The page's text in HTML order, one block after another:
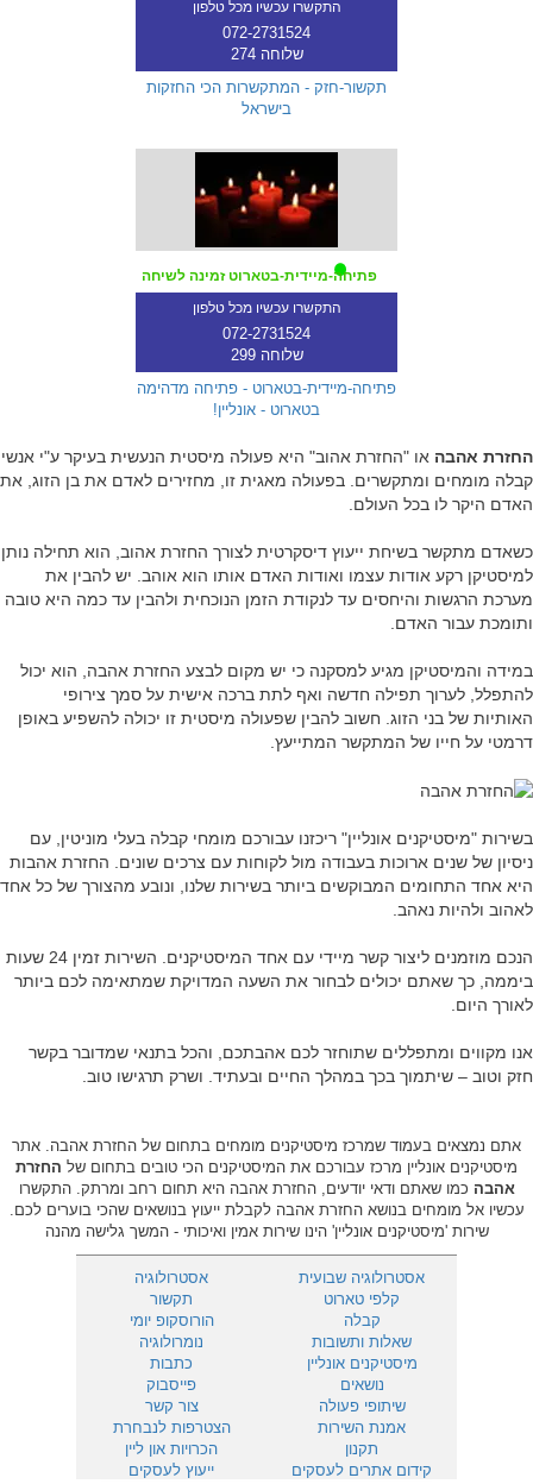
התקשרו עכשיו מכל טלפון
072-2731524
שלוחה 274
תקשור-חזק - המתקשרות הכי החזקות
בישראל
פתיחה-מיידית-בטארוט זמינה לשיחה
התקשרו עכשיו מכל טלפון
072-2731524
שלוחה 299
פתיחה-מיידית-בטארוט - פתיחה מדהימה
בטארוט - אונליין!
החזרת אהבה או "החזרת אהוב" היא פעולה מיסטית הנעשית בעיקר ע"י אנשי
קבלה מומחים ומתקשרים. בפעולה מאגית זו, מחזירים לאדם את בן הזוג, את
האדם היקר לו בכל העולם.
כשאדם מתקשר בשיחת ייעוץ דיסקרטית לצורך החזרת אהוב, הוא תחילה נותן
למיסטיקן רקע אודות עצמו ואודות האדם אותו הוא אוהב. יש להבין את
מערכת הרגשות והיחסים עד לנקודת הזמן הנוכחית ולהבין עד כמה היא טובה
ותומכת עבור האדם.
במידה והמיסטיקן מגיע למסקנה כי יש מקום לבצע החזרת אהבה, הוא יכול
להתפלל, לערוך תפילה חדשה ואף לתת ברכה אישית על סמך צירופי
האותיות של בני הזוג. חשוב להבין שפעולה מיסטית זו יכולה להשפיע באופן
דרמטי על חייו של המתקשר המתייעץ.
בשירות "מיסטיקנים אונליין" ריכזנו עבורכם מומחי קבלה בעלי מוניטין, עם
ניסיון של שנים ארוכות בעבודה מול לקוחות עם צרכים שונים. החזרת אהבות
היא אחד התחומים המבוקשים ביותר בשירות שלנו, ונובע מהצורך של כל אחד
לאהוב ולהיות נאהב.
הנכם מוזמנים ליצור קשר מיידי עם אחד המיסטיקנים. השירות זמין 24 שעות
ביממה, כך שאתם יכולים לבחור את השעה המדויקת שמתאימה לכם ביותר
לאורך היום.
אנו מקווים ומתפללים שתוחזר לכם אהבתכם, והכל בתנאי שמדובר בקשר
חזק וטוב – שיתמוך בכך במהלך החיים ובעתיד. ושרק תרגישו טוב.
אתם נמצאים בעמוד שמרכז מיסטיקנים מומחים בתחום של החזרת אהבה. אתר
מיסטיקנים אונליין מרכז עבורכם את המיסטיקנים הכי טובים בתחום של החזרת
אהבה כמו שאתם ודאי יודעים, החזרת אהבה היא תחום רחב ומרתק. התקשרו
עכשיו אל מומחים בנושא החזרת אהבה לקבלת ייעוץ בנושאים שהכי בוערים לכם.
שירות 'מיסטיקנים אונליין' הינו שירות אמין ואיכותי - המשך גלישה מהנה
אסטרולוגיה
אסטרולוגיה שבועית
תקשור
קלפי טארוט
הורוסקופ יומי
קבלה
נומרולוגיה
שאלות ותשובות
כתבות
מיסטיקנים אונליין
פייסבוק
נושאים
צור קשר
שיתופי פעולה
הצטרפות לנבחרת
אמנת השירות
הכרויות און ליין
תקנון
ייעוץ לעסקים
קידום אתרים לעסקים